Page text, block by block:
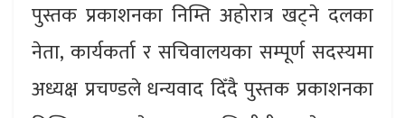
पुस्तक प्रकाशनका निम्ति अहोरात्र खट्ने दलका
नेता, कार्यकर्ता र सचिवालयका सम्पूर्ण सदस्यमा
अध्यक्ष प्रचण्डले धन्यवाद दिँदै पुस्तक प्रकाशनका